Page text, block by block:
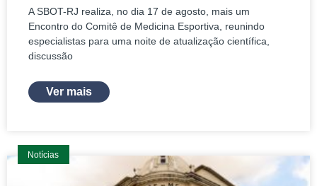
A SBOT-RJ realiza, no dia 17 de agosto, mais um
Encontro do Comitê de Medicina Esportiva, reunindo
especialistas para uma noite de atualização científica,
discussão
Ver mais
Notícias